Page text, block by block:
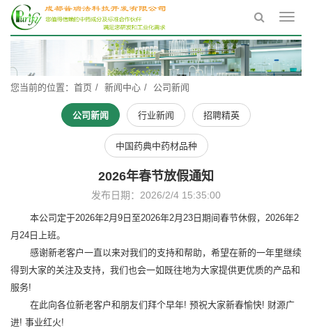
您当前的位置： 首页 新闻中心 公司新闻
公司新闻 行业新闻 招聘精英
中国药典中药材品种
2026年春节放假通知
发布日期：2026/2/4 15:35:00
本公司定于2026年2月9日至2026年2月23日期间春节休假，2026年2
月24日上班。
感谢新老客户一直以来对我们的支持和帮助，希望在新的一年里继续
得到大家的关注及支持，我们也会一如既往地为大家提供更优质的产品和
服务!
在此向各位新老客户和朋友们拜个早年! 预祝大家新春愉快! 财源广
进! 事业红火!